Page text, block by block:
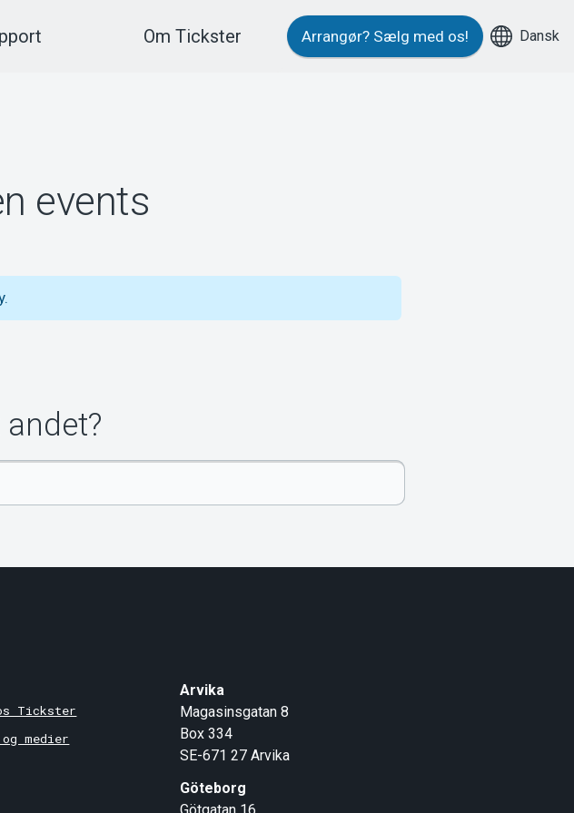
Om Tickster Arrangør? Sælg med os! Dansk
events
Tickster
medier
Arvika
Magasinsgatan 8
Box 334
SE-671 27 Arvika
Göteborg